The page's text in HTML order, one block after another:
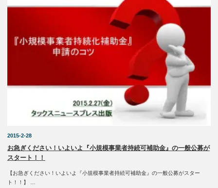
2015-2-28
お急ぎください！いよいよ『小規模事業者持続可補助金』の一般公募が
スタート！！
【お急ぎください！いよいよ『小規模事業者持続可補助金』の一般公募がスター
ト！！】 …